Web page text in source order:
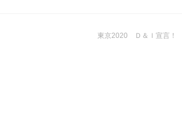
東京2020 Ｄ＆Ｉ宣言！